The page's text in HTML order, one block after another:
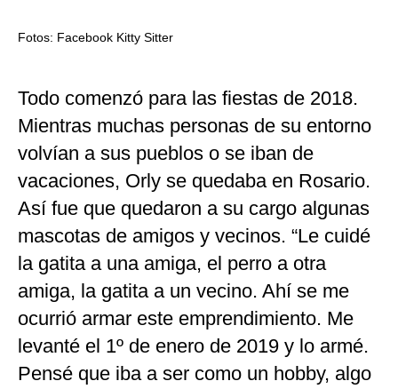
Fotos: Facebook Kitty Sitter
Todo comenzó para las fiestas de 2018.
Mientras muchas personas de su entorno
volvían a sus pueblos o se iban de
vacaciones, Orly se quedaba en Rosario.
Así fue que quedaron a su cargo algunas
mascotas de amigos y vecinos. “Le cuidé
la gatita a una amiga, el perro a otra
amiga, la gatita a un vecino. Ahí se me
ocurrió armar este emprendimiento. Me
levanté el 1º de enero de 2019 y lo armé.
Pensé que iba a ser como un hobby, algo